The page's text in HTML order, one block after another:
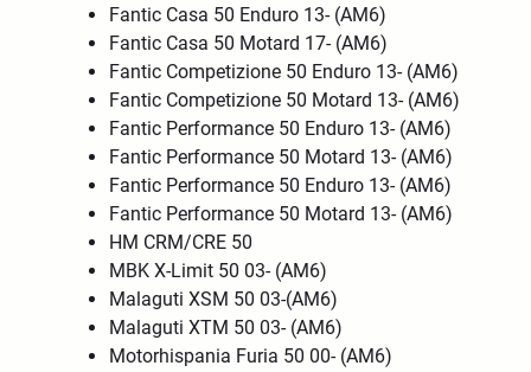
Fantic Casa 50 Enduro 13- (AM6)
Fantic Casa 50 Motard 17- (AM6)
Fantic Competizione 50 Enduro 13- (AM6)
Fantic Competizione 50 Motard 13- (AM6)
Fantic Performance 50 Enduro 13- (AM6)
Fantic Performance 50 Motard 13- (AM6)
Fantic Performance 50 Enduro 13- (AM6)
Fantic Performance 50 Motard 13- (AM6)
HM CRM/CRE 50
MBK X-Limit 50 03- (AM6)
Malaguti XSM 50 03-(AM6)
Malaguti XTM 50 03- (AM6)
Motorhispania Furia 50 00- (AM6)